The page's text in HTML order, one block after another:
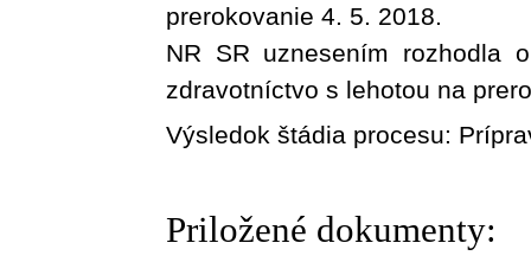
prerokovanie 4. 5. 2018.
NR SR uznesením rozhodla
zdravotníctvo s lehotou na
Výsledok štádia procesu:
Priložené dokumenty: